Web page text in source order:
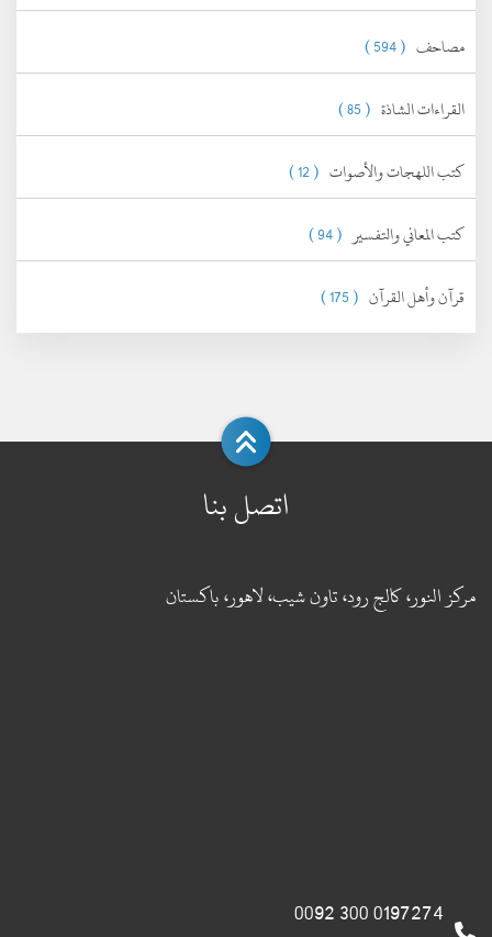
مصاحف ( 594 )
القراءات الشاذة ( 85 )
كتب اللهجات والأصوات ( 12 )
كتب المعاني والتفسير ( 94 )
قرآن وأهل القرآن ( 175 )
اتصل بنا
مركز النور، كالج رود، تاون شيب، لاهور، باكستان
0197274 300 0092